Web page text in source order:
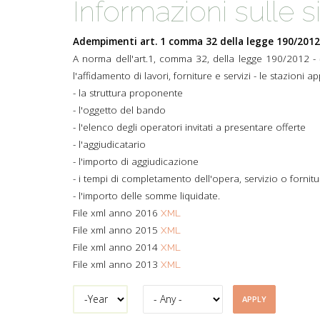
TYPICAL
HISTORY
Informazioni sulle
Adempimenti art. 1 comma 32 della legge 190/2012
A norma dell'art.1, comma 32, della legge 190/
l'affidamento di lavori, forniture e servizi - le stazioni
- la struttura proponente
- l'oggetto del bando
- l'elenco degli operatori invitati a presentare offerte
- l'aggiudicatario
- l'importo di aggiudicazione
- i tempi di completamento dell'opera, servizio o
- l'importo delle somme liquidate.
File xml anno 2016 XML
File xml anno 2015 XML
File xml anno 2014 XML
File xml anno 2013 XML
Year